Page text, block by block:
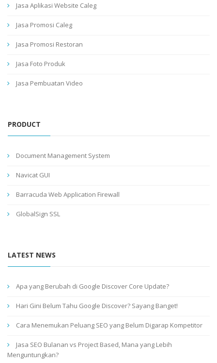
Jasa Aplikasi Website Caleg
Jasa Promosi Caleg
Jasa Promosi Restoran
Jasa Foto Produk
Jasa Pembuatan Video
PRODUCT
Document Management System
Navicat GUI
Barracuda Web Application Firewall
GlobalSign SSL
LATEST NEWS
Apa yang Berubah di Google Discover Core Update?
Hari Gini Belum Tahu Google Discover? Sayang Banget!
Cara Menemukan Peluang SEO yang Belum Digarap Kompetitor
Jasa SEO Bulanan vs Project Based, Mana yang Lebih
Menguntungkan?